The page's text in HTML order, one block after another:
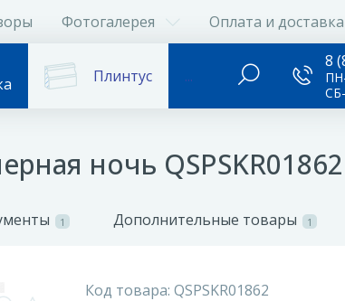
Фотогалерея Оплата и доставка
Плинтус ...
8
ночь QSPSKR01862
1 Дополнительные товары 1
Код товара: QSPSKR01862